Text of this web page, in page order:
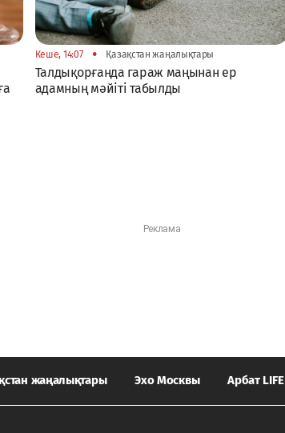
Кеше, 14:07 • Қазақстан жаңалықтары
Талдықорғанда гараж маңынан ер
адамның мәйіті табылды
жаңалықтары Эхо Москвы Арбат LIFE